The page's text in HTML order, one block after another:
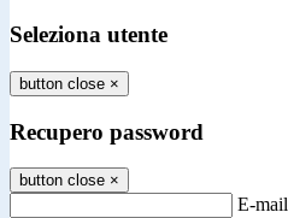
Seleziona utente
button close ×
Recupero password
button close ×
E-mail